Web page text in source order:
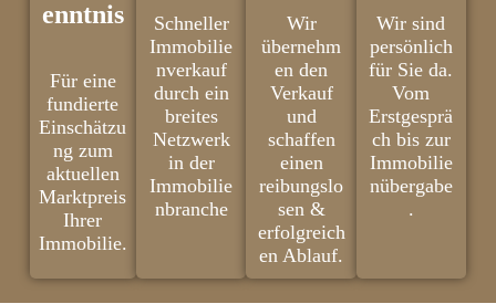
enntnis
Für eine
fundierte
Einschätzu
ng zum
aktuellen
Marktpreis
Ihrer
Immobilie.
Schneller
Immobilie
nverkauf
durch ein
breites
Netzwerk
in der
Immobilie
nbranche
Wir
übernehm
en den
Verkauf
und
schaffen
einen
reibungslo
sen &
erfolgreich
en Ablauf.
Wir sind
persönlich
für Sie da.
Vom
Erstgesprä
ch bis zur
Immobilie
nübergabe
.